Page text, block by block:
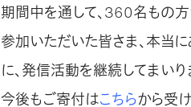
期間中を通して、360名もの
参加いただいた皆さま、本当
に、発信活動を継続してまいり
今後もご寄付はこちらから受